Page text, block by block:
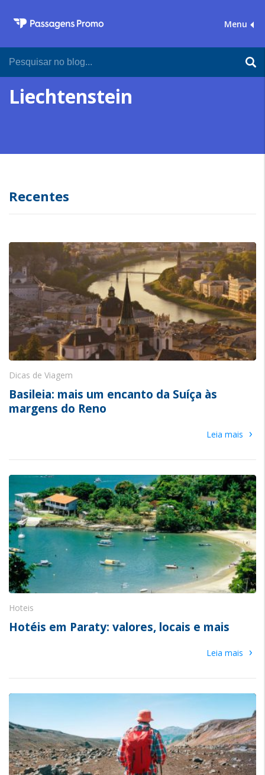
Menu
Liechtenstein
Recentes
Dicas de Viagem
Basileia: mais um encanto da Suíça às
margens do Reno
Leia mais ›
Hoteis
Hotéis em Paraty: valores, locais e mais
Leia mais ›